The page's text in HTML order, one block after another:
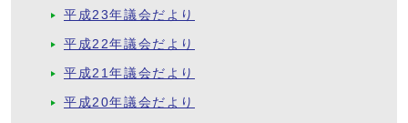
平成23年議会だより
平成22年議会だより
平成21年議会だより
平成20年議会だより